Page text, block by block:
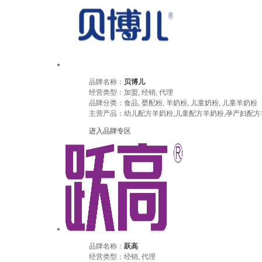
品牌名称： 贝博儿
经营类型：加盟, 经销, 代理
品牌分类：食品, 婴配粉, 羊奶粉, 儿童奶粉, 儿童羊奶粉
主营产品：幼儿配方羊奶粉,儿童配方羊奶粉,孕产妇配
进入品牌专区
品牌名称： 跃高
经营类型：经销, 代理